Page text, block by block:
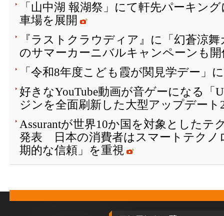
「山中湖 報湖祭」にて軒先パーキン
車場を展開
『ラストクラウディア』に「幻蒼涼
のサマーカーニバルキャンペーンも
「令和8年度こども霞が関見学デー」
好きなYouTube動画が音ゲーになる「
ジンを全面刷新した大型アップデート
Assurantが世界10か国を対象としたテ
発表 日本の消費者はスマートテクノ
期的な信頼」を重視